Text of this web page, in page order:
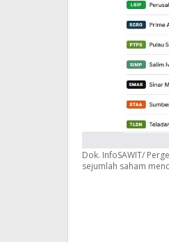
Dok. InfoSAWIT/
sejumlah saham